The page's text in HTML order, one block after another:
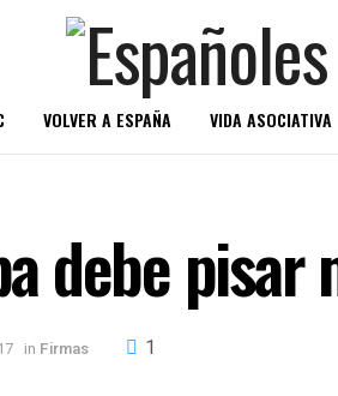
VOLVER A ESPAÑA VIDA ASOCIATIVA
debe pisar
in Firmas 1